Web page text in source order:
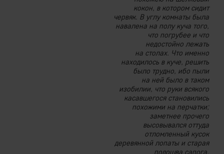
кокон, в котором сидит
червяк. В углу комнаты была
навалена на полу куча того,
что погрубее и что
недостойно лежать
на столах. Что именно
находилось в куче, решить
было трудно, ибо пыли
на ней было в таком
изобилии, что руки всякого
касавшегося становились
похожими на перчатки;
заметнее прочего
высовывался оттуда
отломленный кусок
деревянной лопаты и старая
подошва сапога.